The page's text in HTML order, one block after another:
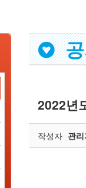
공
2022년
작성자 관